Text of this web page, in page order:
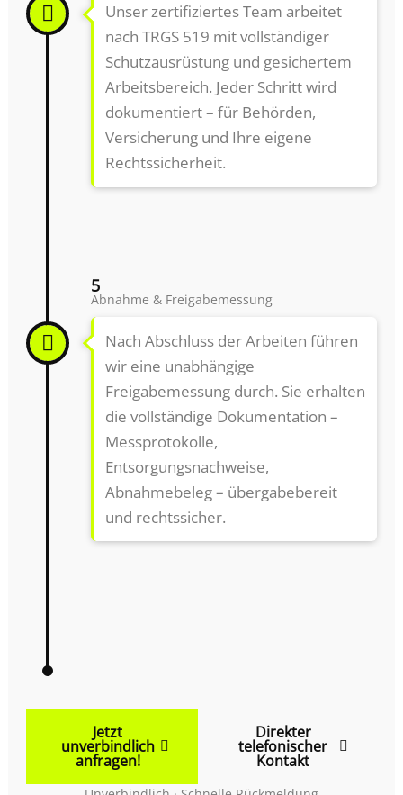
Unser zertifiziertes Team arbeitet
nach TRGS 519 mit vollständiger
Schutzausrüstung und gesichertem
Arbeitsbereich. Jeder Schritt wird
dokumentiert – für Behörden,
Versicherung und Ihre eigene
Rechtssicherheit.
5
Abnahme & Freigabemessung
Nach Abschluss der Arbeiten führen
wir eine unabhängige
Freigabemessung durch. Sie erhalten
die vollständige Dokumentation –
Messprotokolle,
Entsorgungsnachweise,
Abnahmebeleg – übergabebereit
und rechtssicher.
Jetzt
unverbindlich
anfragen!
Direkter
telefonischer
Kontakt